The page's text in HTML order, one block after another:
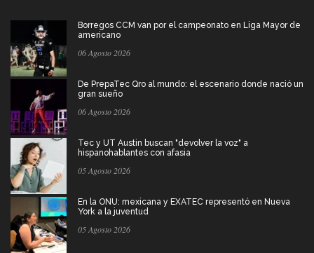
Borregos CCM van por el campeonato en Liga Mayor de
americano
06 Agosto 2026
De PrepaTec Qro al mundo: el escenario donde nació un
gran sueño
06 Agosto 2026
Tec y UT Austin buscan "devolver la voz" a
hispanohablantes con afasia
05 Agosto 2026
En la ONU: mexicana y EXATEC representó en Nueva
York a la juventud
05 Agosto 2026